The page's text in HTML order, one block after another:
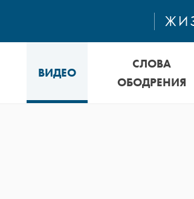
ВИДЕО
СЛОВА
ОБОДРЕНИЯ